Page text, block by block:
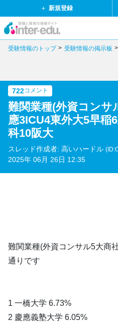
新規登録
受験情報のトップ 受験情報の掲示板
722コメント
難関業種(外資コンサ
應3ICU4東外大5早稲
科10阪大
スレッド作成者: 高いハードル
2025年 06月 26日 12:35
難関業種(外資コンサル5大商
通りです
1 一橋大学 6.73%
2 慶應義塾大学 6.05%